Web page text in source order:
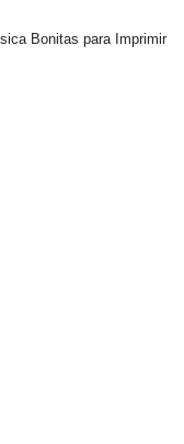
Bonitas para Imprimir